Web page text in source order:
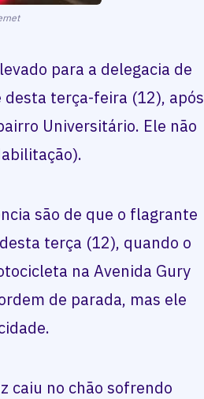
para a delegacia de
desta terça-feira (12), após
Universitário. Ele não
são de que o flagrante
terça (12), quando o
na Avenida Gury
de parada, mas ele
caiu no chão sofrendo